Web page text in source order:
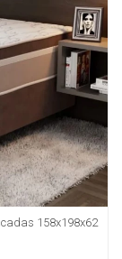
158x198x62